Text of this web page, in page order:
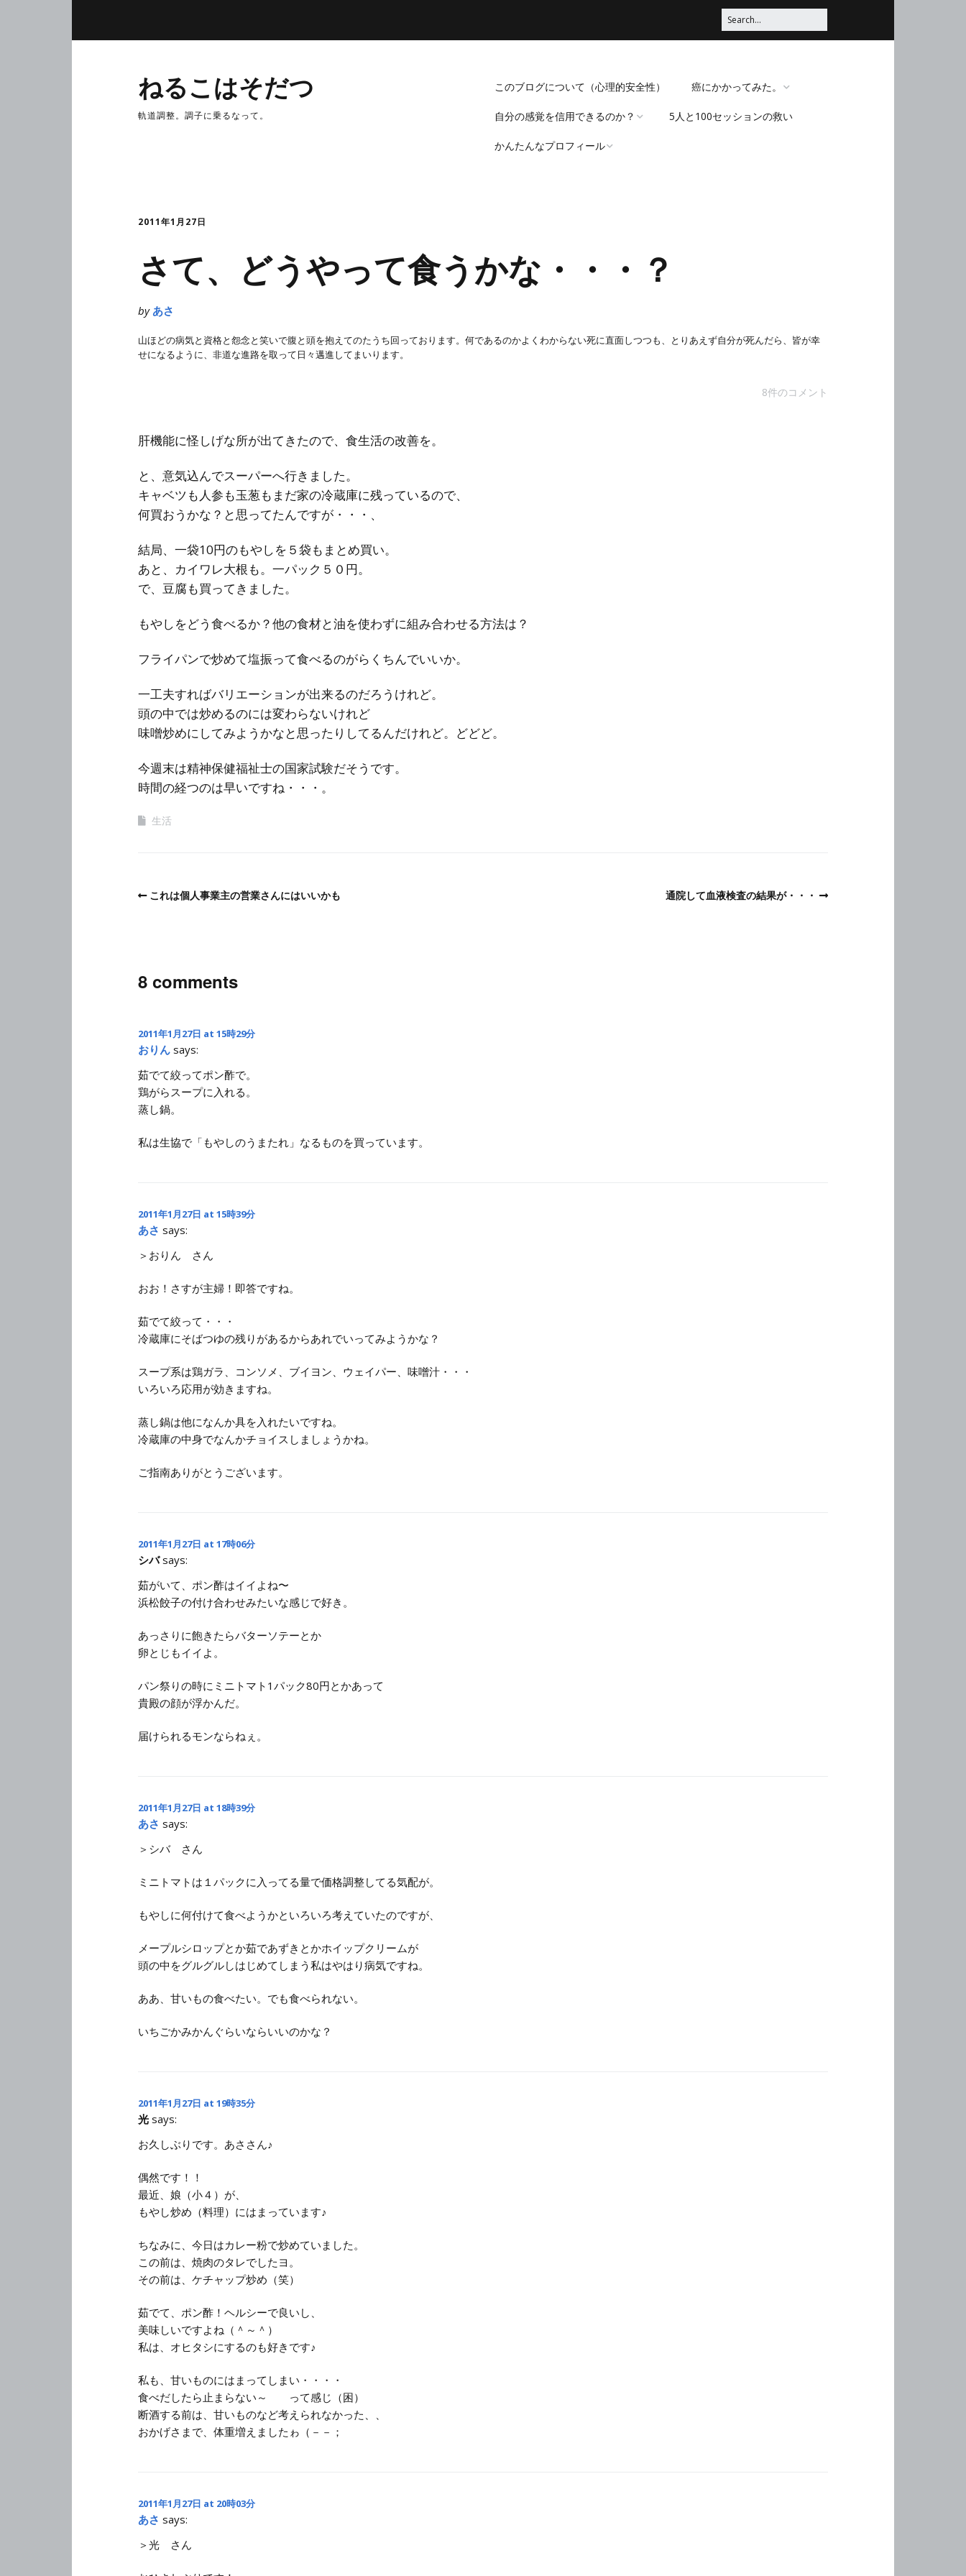
ねるこはそだつ
軌道調整。調子に乗るなって。
このブログについて（心理的安全性） 癌にかかってみた。
脳みそほじくられてみ
自分の感覚を信用できるのか？
「死にたい」と思うことについ
5人と100セッションの救い
かんたんなプロフィール
2011年1月27日
さて、どうやって食うかな・・・？
by あさ
山ほどの病気と資格と怨念と笑いで腹と頭を抱えてのたうち回っております。何であるのかよくわからない死に直面しつつも、とりあえず自分が死んだら、皆が幸
せになるように、非道な進路を取って日々邁進してまいります。
8件のコメント
肝機能に怪しげな所が出てきたので、食生活の改善を。
と、意気込んでスーパーへ行きました。
キャベツも人参も玉葱もまだ家の冷蔵庫に残っているので、
何買おうかな？と思ってたんですが・・・、
結局、一袋10円のもやしを５袋もまとめ買い。
あと、カイワレ大根も。一パック５０円。
で、豆腐も買ってきました。
もやしをどう食べるか？他の食材と油を使わずに組み合わせる方法は？
フライパンで炒めて塩振って食べるのがらくちんでいいか。
一工夫すればバリエーションが出来るのだろうけれど。
頭の中では炒めるのには変わらないけれど
味噌炒めにしてみようかなと思ったりしてるんだけれど。どどど。
今週末は精神保健福祉士の国家試験だそうです。
時間の経つのは早いですね・・・。
生活
これは個人事業主の営業さんにはいいかも 通院して血液検査の結果が・・・
8 comments
2011年1月27日 at 15時29分
おりん says:
茹でて絞ってポン酢で。
鶏がらスープに入れる。
蒸し鍋。
私は生協で「もやしのうまたれ」なるものを買っています。
2011年1月27日 at 15時39分
あさ says:
＞おりん さん
おお！さすが主婦！即答ですね。
茹でて絞って・・・
冷蔵庫にそばつゆの残りがあるからあれでいってみようかな？
スープ系は鶏ガラ、コンソメ、ブイヨン、ウェイパー、味噌汁・・・
いろいろ応用が効きますね。
蒸し鍋は他になんか具を入れたいですね。
冷蔵庫の中身でなんかチョイスしましょうかね。
ご指南ありがとうございます。
2011年1月27日 at 17時06分
シバ says:
茹がいて、ポン酢はイイよね〜
浜松餃子の付け合わせみたいな感じで好き。
あっさりに飽きたらバターソテーとか
卵とじもイイよ。
パン祭りの時にミニトマト1パック80円とかあって
貴殿の顔が浮かんだ。
届けられるモンならねぇ。
2011年1月27日 at 18時39分
あさ says:
＞シバ さん
ミニトマトは１パックに入ってる量で価格調整してる気配が。
もやしに何付けて食べようかといろいろ考えていたのですが、
メープルシロップとか茹であずきとかホイップクリームが
頭の中をグルグルしはじめてしまう私はやはり病気ですね。
ああ、甘いもの食べたい。でも食べられない。
いちごかみかんぐらいならいいのかな？
2011年1月27日 at 19時35分
光 says:
お久しぶりです。あささん♪
偶然です！！
最近、娘（小４）が、
もやし炒め（料理）にはまっています♪
ちなみに、今日はカレー粉で炒めていました。
この前は、焼肉のタレでしたヨ。
その前は、ケチャップ炒め（笑）
茹でて、ポン酢！ヘルシーで良いし、
美味しいですよね（＾～＾）
私は、オヒタシにするのも好きです♪
私も、甘いものにはまってしまい・・・・
食べだしたら止まらない～ って感じ（困）
断酒する前は、甘いものなど考えられなかった、、
おかげさまで、体重増えましたゎ（－－；
2011年1月27日 at 20時03分
あさ says:
＞光 さん